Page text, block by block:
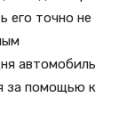
его точно не
автомобиль
за помощью к